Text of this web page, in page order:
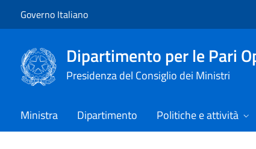
Governo Italiano
Dipartimento per le Pari
Presidenza del Consiglio dei Ministri
Ministra Dipartimento Politiche e attività